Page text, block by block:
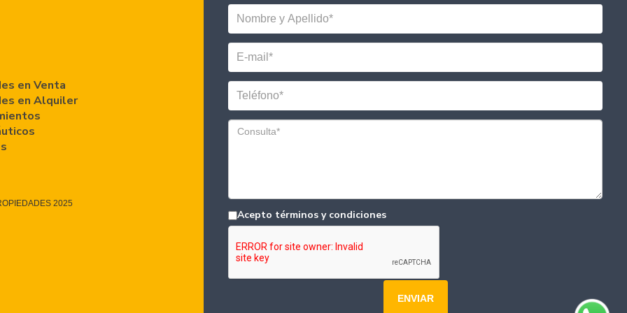
en Venta
en Alquiler
2025
Acepto términos y condiciones
ENVIAR